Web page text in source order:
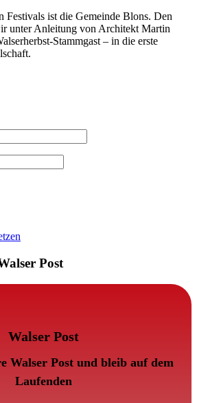
Festivals ist die Gemeinde Blons. Den
unter Anleitung von Architekt Martin
Stammgast – in die erste
Post
Walser Post
Walser Post und bleib auf dem
Laufenden